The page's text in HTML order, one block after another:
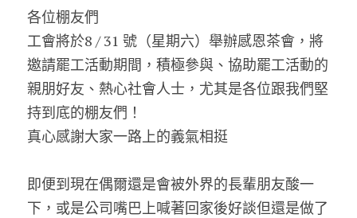
各位棚友們
工會將於8 / 31 號（星期六）舉辦感恩茶會，將
邀請罷工活動期間，積極參與、協助罷工活動的
親朋好友、熱心社會人士，尤其是各位跟我們堅
持到底的棚友們！
真心感謝大家一路上的義氣相挺
即便到現在偶爾還是會被外界的長輩朋友酸一
下，或是公司嘴巴上喊著回家後好談但還是做了